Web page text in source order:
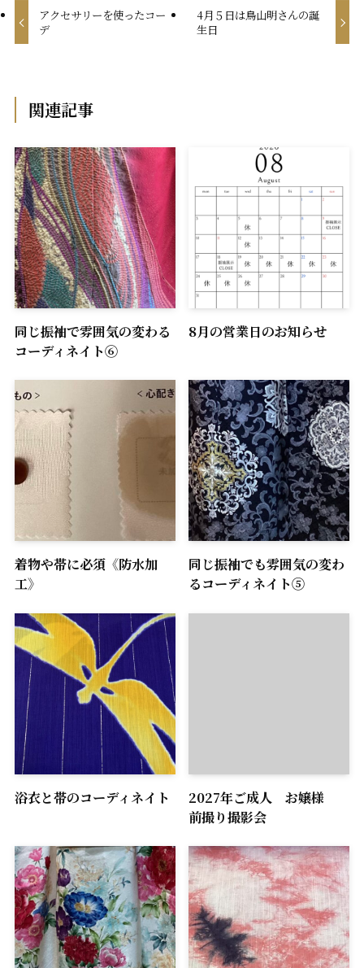
アクセサリーを使ったコー
デ
4月５日は鳥山明さんの誕
生日
関連記事
同じ振袖で雰囲気の変わる
コーディネイト⑥
8月の営業日のお知らせ
着物や帯に必須《防水加
工》
同じ振袖でも雰囲気の変わ
るコーディネイト⑤
浴衣と帯のコーディネイト
2027年ご成人 お嬢様
前撮り撮影会